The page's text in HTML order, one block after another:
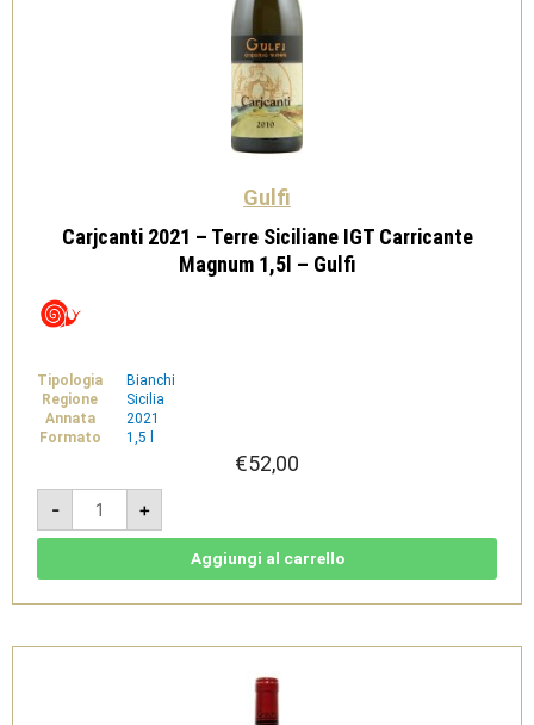
Gulfi
Carjcanti 2021 – Terre Siciliane IGT Carricante
Magnum 1,5l – Gulfi
Tipologia
Bianchi
Regione
Sicilia
Annata
2021
Formato
1,5 l
€52,00
-
Carjcanti
2021
-
Terre
Magnum
Gulfi
+
Aggiungi al carrello